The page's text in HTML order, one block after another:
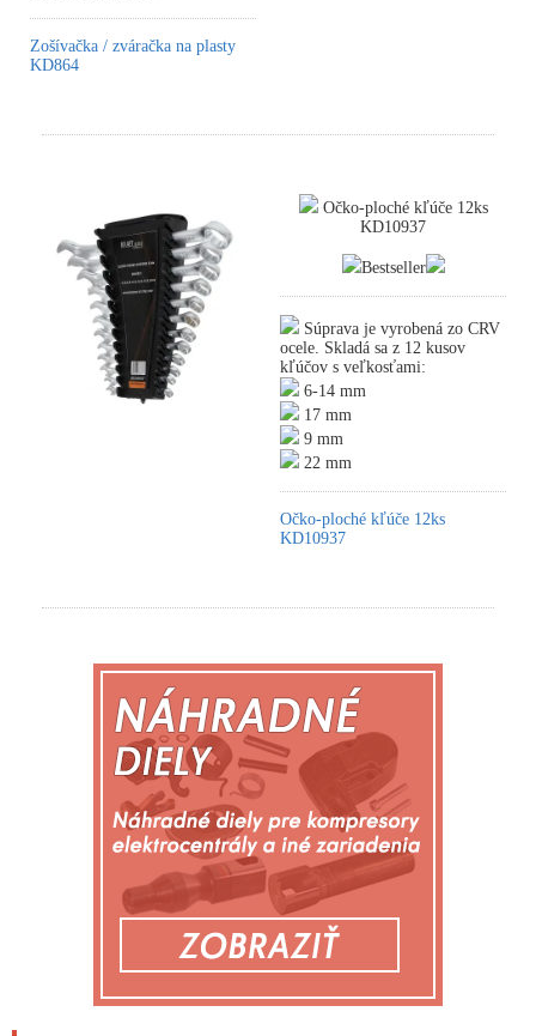
Zošívačka / zváračka na plasty
KD864
Očko-ploché kľúče 12ks
KD10937
Bestseller
Súprava je vyrobená zo CRV
ocele. Skladá sa z 12 kusov
kľúčov s veľkosťami:
6-14 mm
17 mm
9 mm
22 mm
Očko-ploché kľúče 12ks
KD10937